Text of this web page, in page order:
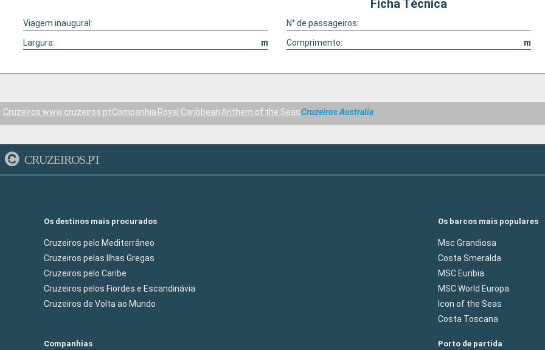
Ficha Técnica
Viagem inaugural: N° de passageiros:
Largura:
m Comprimento: m
Cruzeiros www.cruzeiros.ptCompanhia Royal CaribbeanAnthem of the SeasCruzeiros Australia
CRUZEIROS.PT
Os destinos mais procurados
Cruzeiros pelo Mediterrâneo
Cruzeiros pelas Ilhas Gregas
Cruzeiros pelo Caribe
Cruzeiros pelos Fiordes e Escandinávia
Cruzeiros de Volta ao Mundo
Os barcos mais populares
Msc Grandiosa
Costa Smeralda
MSC Euribia
MSC World Europa
Icon of the Seas
Costa Toscana
Companhias Porto de partida